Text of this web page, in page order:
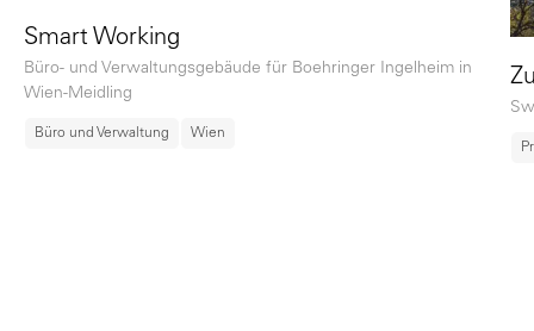
Smart Working
Büro- und Verwaltungsgebäude für Boehringer Ingelheim in
Wien-Meidling
Büro und Verwaltung Wien